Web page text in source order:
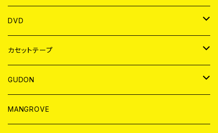
ANALOG
アパレル
BADGE
DVD
JAPAN
WORLD
カセットテープ
JAPAN
WORLD
GUDON
アパレル
MANGROVE